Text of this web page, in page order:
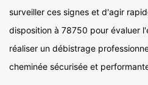
surveiller ces signes et d'agir
disposition à 78750 pour évaluer
réaliser un débistrage
cheminée sécurisée et